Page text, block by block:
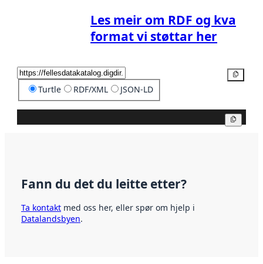
Les meir om RDF og kva
format vi støttar her
Turtle RDF/XML JSON-LD
Fann du det du leitte etter?
Ta kontakt med oss her, eller spør om hjelp i
Datalandsbyen.